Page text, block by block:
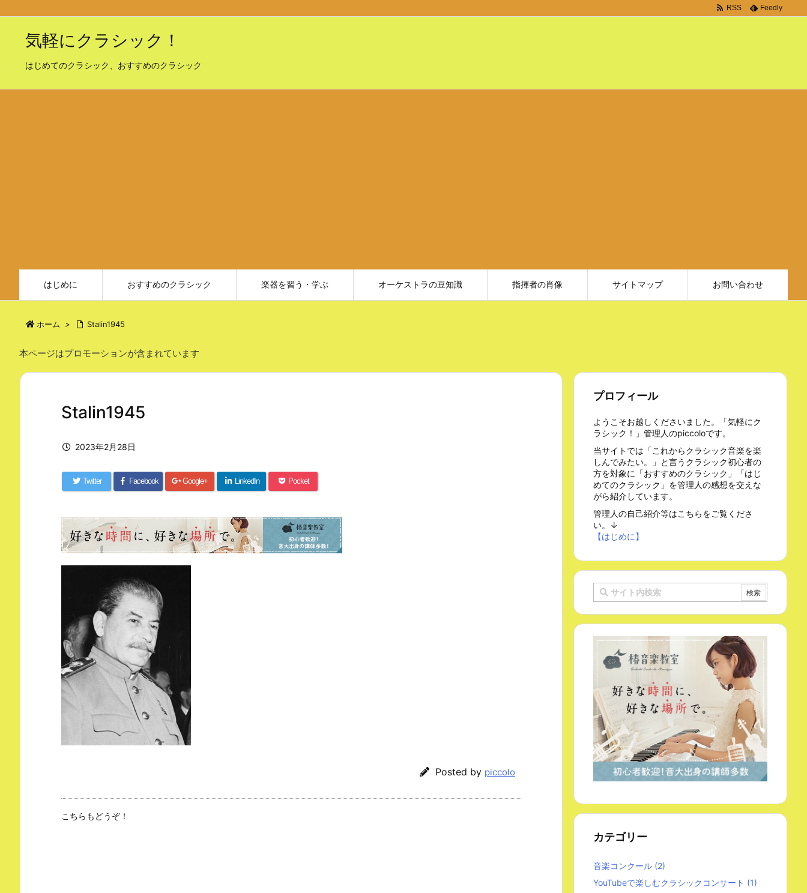
気軽にクラシック！
はじめてのクラシック、おすすめのクラシック
はじめに おすすめのクラシック 楽器を習う・学ぶ オーケストラの豆知識 指揮者の肖像 サイトマップ お問い合わせ
RSS Feedly
ホーム > Stalin1945
本ページはプロモーションが含まれています
Stalin1945
2023年2月28日
Twitter Facebook Google+ LinkedIn Pocket
Posted by piccolo
こちらもどうぞ！
プロフィール
ようこそお越しくださいました。「気軽にク
ラシック！」管理人のpiccoloです。
当サイトでは「これからクラシック音楽を楽
しんでみたい。」と言うクラシック初心者の
方を対象に「おすすめのクラシック」「はじ
めてのクラシック」を管理人の感想を交えな
がら紹介しています。
管理人の自己紹介等はこちらをご覧くださ
い。↓
【はじめに】
カテゴリー
音楽コンクール (2)
YouTubeで楽しむクラシックコンサート (1)